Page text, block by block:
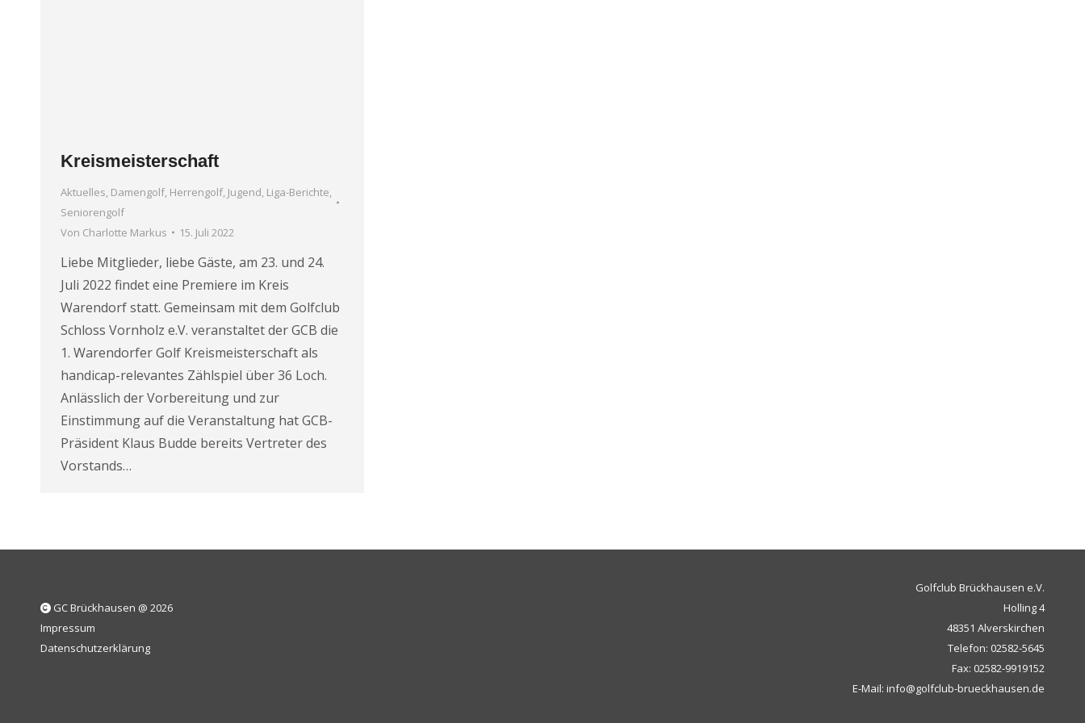
Kreismeisterschaft
Aktuelles, Damengolf, Herrengolf, Jugend, Liga-Berichte,
Seniorengolf
Von Charlotte Markus 15. Juli 2022
Liebe Mitglieder, liebe Gäste, am 23. und 24.
Juli 2022 findet eine Premiere im Kreis
Warendorf statt. Gemeinsam mit dem Golfclub
Schloss Vornholz e.V. veranstaltet der GCB die
1. Warendorfer Golf Kreismeisterschaft als
handicap-relevantes Zählspiel über 36 Loch.
Anlässlich der Vorbereitung und zur
Einstimmung auf die Veranstaltung hat GCB-
Präsident Klaus Budde bereits Vertreter des
Vorstands…
GC Brückhausen @ 2026
Impressum
Datenschutzerklärung
Golfclub Brückhausen e.V.
Holling 4
48351 Alverskirchen
Telefon: 02582-5645
Fax: 02582-9919152
E-Mail: info@golfclub-brueckhausen.de